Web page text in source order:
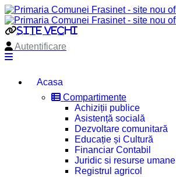
site vechi
Autentificare
Acasa
Compartimente
Achiziții publice
Asistență socială
Dezvoltare comunitară
Educație și Cultură
Financiar Contabil
Juridic si resurse umane
Registrul agricol